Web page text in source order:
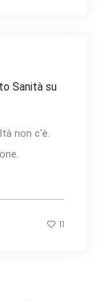
Sanità su
non c'è.
11